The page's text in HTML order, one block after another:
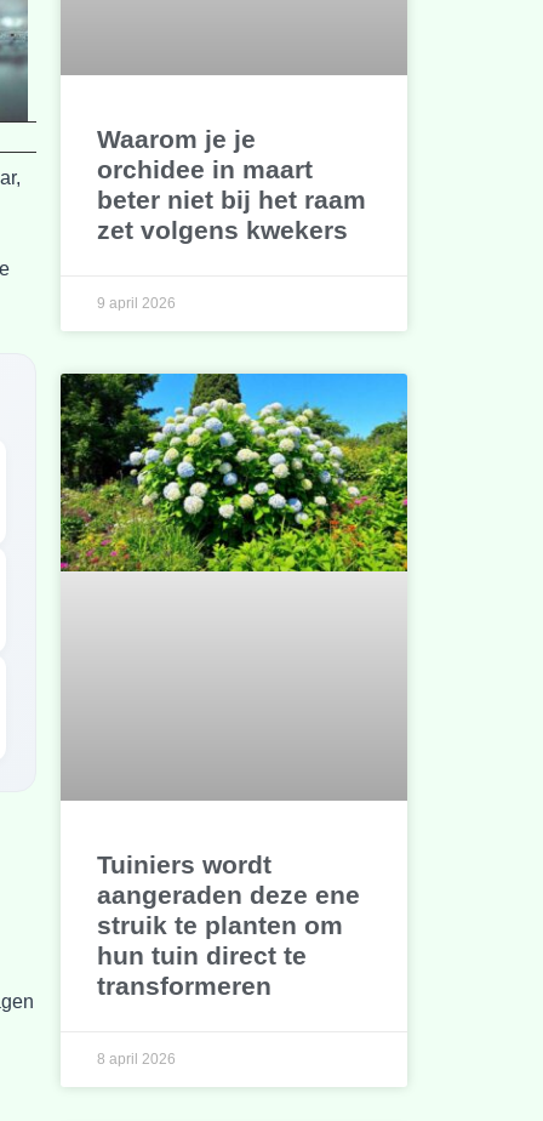
Waarom je je
orchidee in maart
beter niet bij het raam
zet volgens kwekers
9 april 2026
Tuiniers wordt
aangeraden deze ene
struik te planten om
hun tuin direct te
transformeren
8 april 2026